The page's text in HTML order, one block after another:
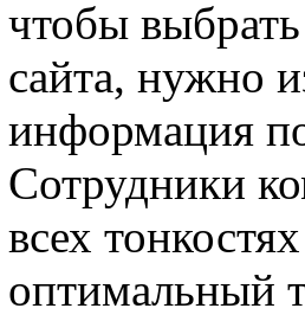
чтобы выбрать
сайта, нужно
информация
Сотрудники
всех
оптимальный